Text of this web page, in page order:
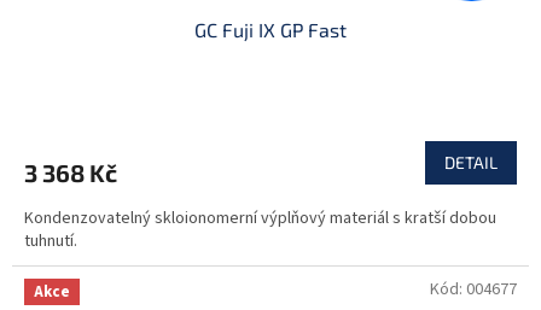
GC Fuji IX GP Fast
3 368 Kč DETAIL
Kondenzovatelný skloionomerní výplňový materiál s kratší dobou
tuhnutí.
Akce Kód: 004677